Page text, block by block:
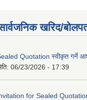
खरिद/
Quotation स्वीकृत गर्ने
06/23/2026 - 17:39
for Sealed